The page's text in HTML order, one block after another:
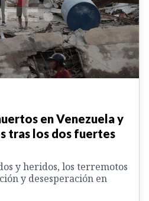
en Venezuela y
tras los dos fuertes
y heridos, los terremotos
y desesperación en